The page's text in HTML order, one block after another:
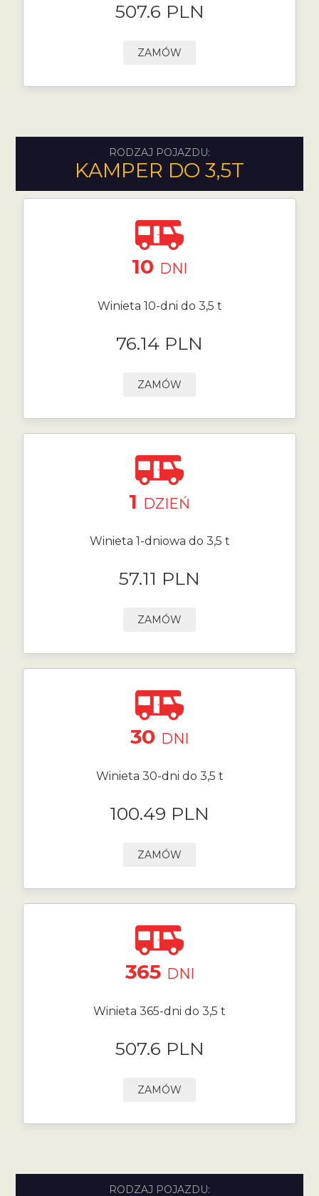
507.6 PLN
ZAMÓW
RODZAJ POJAZDU:
KAMPER DO 3,5T
10 DNI
Winieta 10-dni do 3,5 t
76.14 PLN
ZAMÓW
1 DZIEŃ
Winieta 1-dniowa do 3,5 t
57.11 PLN
ZAMÓW
30 DNI
Winieta 30-dni do 3,5 t
100.49 PLN
ZAMÓW
365 DNI
Winieta 365-dni do 3,5 t
507.6 PLN
ZAMÓW
RODZAJ POJAZDU: